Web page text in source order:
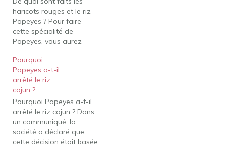
de…
haricots rouges et le riz
Popeyes ? Pour faire
cette spécialité de
Popeyes, vous aurez
de bacon haché, un gros
oignon haché, deux
gousses d'ail hachées,
une tasse et demie de
haricots rouges secs, un
quart de cuillère à café
de…
Pourquoi
Popeyes a-t-il
arrêté le riz
cajun ?
Pourquoi Popeyes a-t-il
arrêté le riz cajun ? Dans
un communiqué, la
société a déclaré que
cette décision était basée